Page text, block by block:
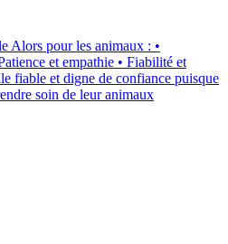
Alors pour les animaux : •
et empathie • Fiabilité et
fiable et digne de confiance puisque
soin de leur animaux